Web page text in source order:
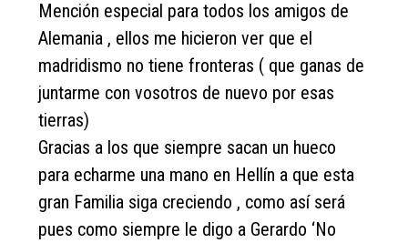
Mención especial para todos los amigos de
Alemania , ellos me hicieron ver que el
madridismo no tiene fronteras ( que ganas de
juntarme con vosotros de nuevo por esas
tierras)
Gracias a los que siempre sacan un hueco
para echarme una mano en Hellín a que esta
gran Familia siga creciendo , como así será
pues como siempre le digo a Gerardo ‘No